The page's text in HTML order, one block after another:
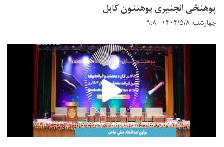
پوهنځی انجنیری پوهنتون کابل
چهارشنبه ۱۴۰۴/۵/۸ - ۹:۸